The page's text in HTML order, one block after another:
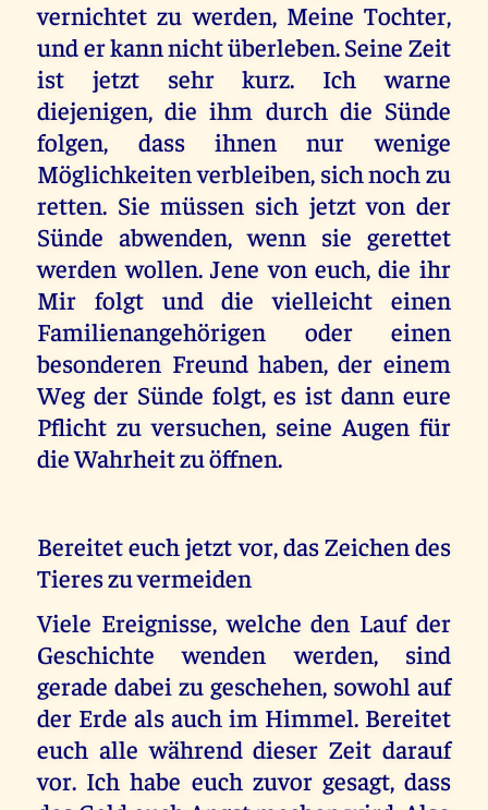
vernichtet zu werden, Meine Tochter,
und er kann nicht überleben. Seine Zeit
ist jetzt sehr kurz. Ich warne
diejenigen, die ihm durch die Sünde
folgen, dass ihnen nur wenige
Möglichkeiten verbleiben, sich noch zu
retten. Sie müssen sich jetzt von der
Sünde abwenden, wenn sie gerettet
werden wollen. Jene von euch, die ihr
Mir folgt und die vielleicht einen
Familienangehörigen oder einen
besonderen Freund haben, der einem
Weg der Sünde folgt, es ist dann eure
Pflicht zu versuchen, seine Augen für
die Wahrheit zu öffnen.
Bereitet euch jetzt vor, das Zeichen des
Tieres zu vermeiden
Viele Ereignisse, welche den Lauf der
Geschichte wenden werden, sind
gerade dabei zu geschehen, sowohl auf
der Erde als auch im Himmel. Bereitet
euch alle während dieser Zeit darauf
vor. Ich habe euch zuvor gesagt, dass